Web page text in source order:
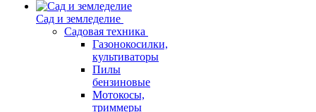
Сад и земледелие
Садовая техника
Газонокосилки,
культиваторы
Пилы
бензиновые
Мотокосы,
триммеры